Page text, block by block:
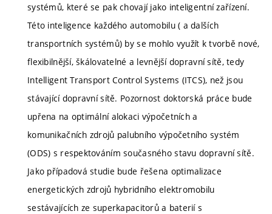
systémů, které se pak chovají jako inteligentní zařízení.
Této inteligence každého automobilu ( a dalších
transportních systémů) by se mohlo využít k tvorbě nové,
flexibilnější, škálovatelné a levnější dopravní sítě, tedy
Intelligent Transport Control Systems (ITCS), než jsou
stávající dopravní sítě. Pozornost doktorská práce bude
upřena na optimální alokaci výpočetních a
komunikačních zdrojů palubního výpočetního systém
(ODS) s respektováním současného stavu dopravní sítě.
Jako případová studie bude řešena optimalizace
energetických zdrojů hybridního elektromobilu
sestávajících ze superkapacitorů a baterií s